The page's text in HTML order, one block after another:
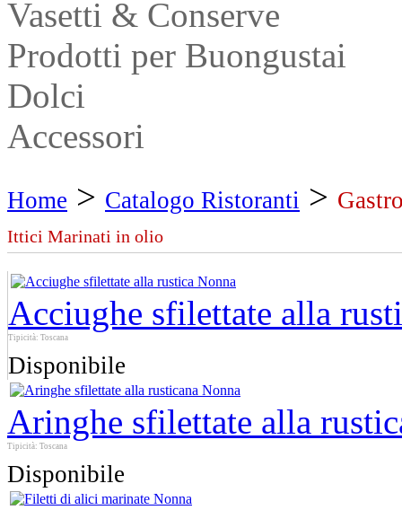
Vasetti & Conserve
Prodotti per Buongustai
Dolci
Accessori
Home > Catalogo Ristoranti >
Ittici Marinati in olio
Acciughe sfilettate alla
Tipicità: Toscana
Disponibile
Aringhe sfilettate alla
Tipicità: Toscana
Disponibile